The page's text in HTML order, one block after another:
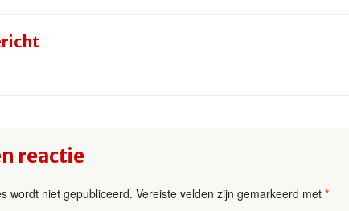
reactie
wordt niet gepubliceerd. Vereiste velden zijn gemarkeerd met *